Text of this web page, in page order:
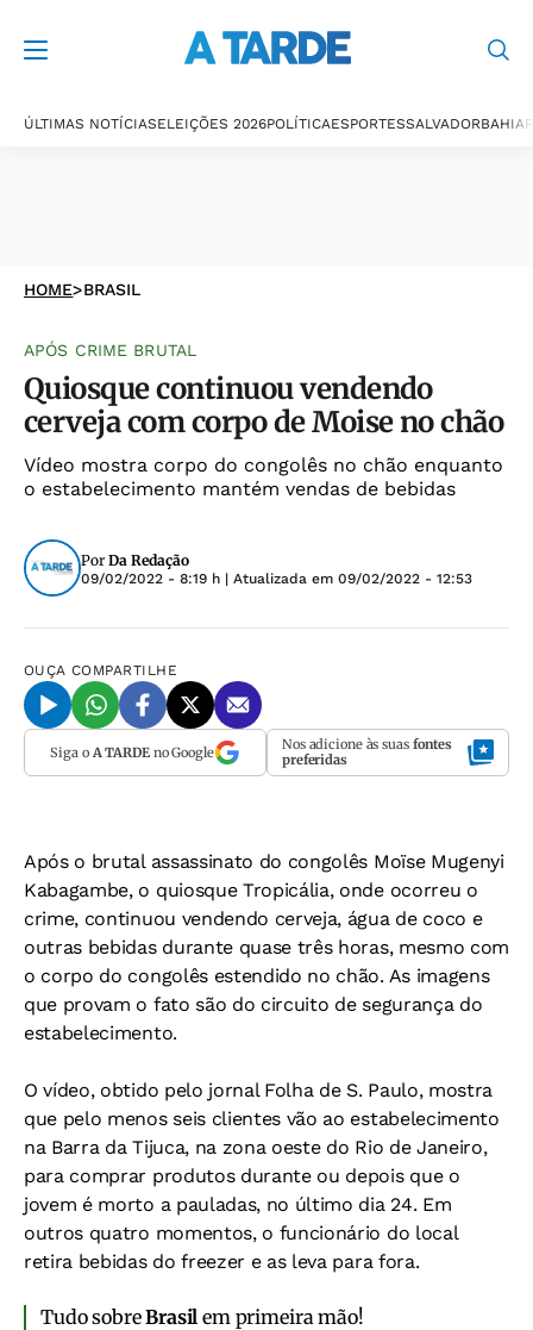
ÚLTIMAS NOTÍCIASELEIÇÕES 2026POLÍTICAESPORTESSALVADORBAHIA
HOME>BRASIL
APÓS CRIME BRUTAL
Quiosque continuou vendendo
cerveja com corpo de Moise no chão
Vídeo mostra corpo do congolês no chão enquanto
o estabelecimento mantém vendas de bebidas
Por Da Redação
09/02/2022 - 8:19 h | Atualizada em 09/02/2022 - 12:53
OUÇA COMPARTILHE
Siga o A TARDEno Google Nos adicione às suas fontes
preferidas
Após o brutal assassinato do congolês Moïse Mugenyi
Kabagambe, o quiosque Tropicália, onde ocorreu o
crime, continuou vendendo cerveja, água de coco e
outras bebidas durante quase três horas, mesmo com
o corpo do congolês estendido no chão. As imagens
que provam o fato são do circuito de segurança do
estabelecimento.
O vídeo, obtido pelo jornal Folha de S. Paulo, mostra
que pelo menos seis clientes vão ao estabelecimento
na Barra da Tijuca, na zona oeste do Rio de Janeiro,
para comprar produtos durante ou depois que o
jovem é morto a pauladas, no último dia 24. Em
outros quatro momentos, o funcionário do local
retira bebidas do freezer e as leva para fora.
Tudo sobreBrasil em primeira mão!